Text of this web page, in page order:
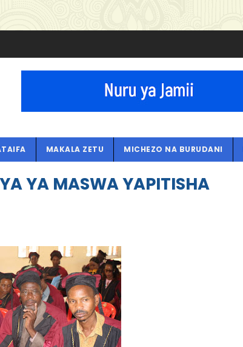
MAKALA ZETU MICHEZO NA BURUDANI
YA MASWA YAPITISHA